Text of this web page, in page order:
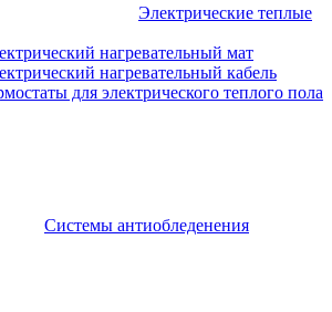
Электрические теплые
нагревательный мат
нагревательный кабель
для электрического теплого пола
Системы антиобледенения